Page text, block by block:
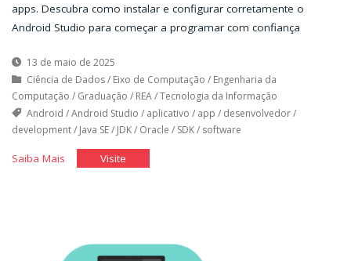
apps. Descubra como instalar e configurar corretamente o
Android Studio para começar a programar com confiança
13 de maio de 2025
Ciência de Dados/ Eixo de Computação / Engenharia da
Computação / Graduação / REA/Tecnologia da Informação
Android /Android Studio / aplicativo / app / desenvolvedor/
development/ Java SE/ JDK/ Oracle / SDK/ software
Saiba Mais"Instalação
Visite"Instalação